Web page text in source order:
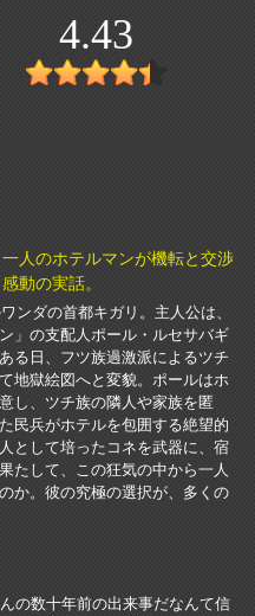
4.43
人のホテルマンが機転と交渉
動の実話。
ンダの首都キガリ。主人公は、
」の支配人ポール・ルセサバギ
る日、フツ族過激派によるツチ
地獄絵図へと変貌。ポールはホ
し、ツチ族の隣人や家族を匿
民兵がホテルを包囲する絶望的
として培ったコネを武器に、宿
たして、この狂気の中から一人
か。彼の究極の選択が、多くの
の数十年前の出来事だなんて信